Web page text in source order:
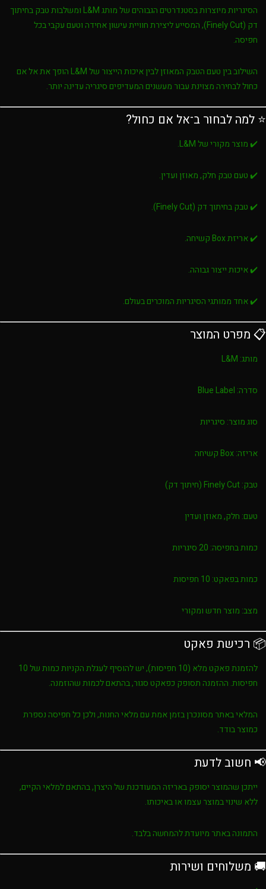
הסיגריות מיוצרות בסטנדרטים הגבוהים של מותגL&Mומשלבותטבק בחיתוך
דק (Finely Cut)
, המסייע ליצירת חוויית עישון אחידה וטעם עקבי בכל
חפיסה.
השילוב בין טעם הטבק המאוזן לבין איכות הייצור שלL&Mהופך אתאל אם
כחוללבחירה מצוינת עבור מעשנים המעדיפים סיגריה עדינה יותר.
⭐ למה לבחור ב־אל אם כחול?
✔️ מוצר מקורי של L&M.
✔️ טעם טבק חלק, מאוזן ועדין.
✔️ טבק בחיתוך דק (Finely Cut).
✔️ אריזת Box קשיחה.
✔️ איכות ייצור גבוהה.
✔️ אחד ממותגי הסיגריות המוכרים בעולם.
📋 מפרט המוצר
מותג:
סדרה:
סוג מוצר: סיגריות
אריזה:
טבק:
טעם: חלק, מאוזן ועדין
כמות בחפיסה:
כמות בפאקט:
מצב: מוצר חדש ומקורי
📦 רכישת פאקט
להזמנת פאקט מלא (10 חפיסות), יש להוסיף לעגלת הקניות כמות של
10
חפיסות. ההזמנה תסופק כפאקט סגור, בהתאם לכמות שהוזמנה.
המלאי באתר מסונכרן בזמן אמת עם מלאי החנות, ולכן כל חפיסה נספרת
כמוצר בודד.
📢 חשוב לדעת
ייתכן שהמוצר יסופק באריזה המעודכנת של היצרן, בהתאם למלאי הקיים,
ללא שינוי במוצר עצמו או באיכותו.
התמונה באתר מיועדת להמחשה בלבד.
🚚 משלוחים ושירות